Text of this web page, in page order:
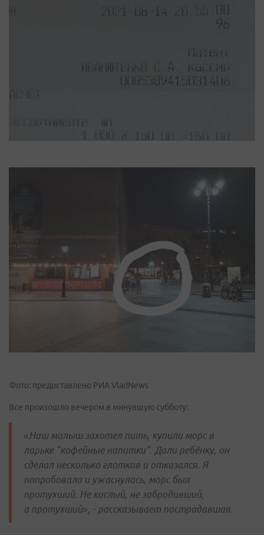
Фото: предоставлено РИА VladNews
Все произошло вечером в минувшую субботу:
«Наш малыш захотел пить, купили морс в
ларьке "кофейные напитки". Дали ребёнку, он
сделал несколько глотков и отказался. Я
попробовала и ужаснулась, морс был
протухший. Не кислый, не забродивший,
а протухший», - рассказывает пострадавшая.